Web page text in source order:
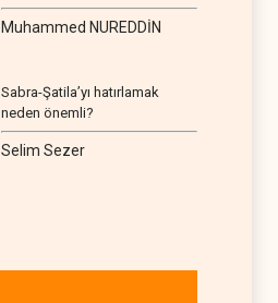
seyir
Muhammed NUREDDİN
Sabra-Şatila’yı hatırlamak
neden önemli?
Selim Sezer